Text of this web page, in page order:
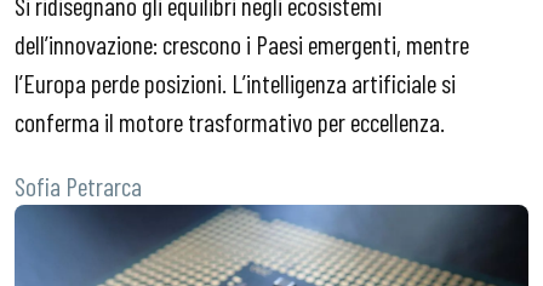
dell’innovazione: crescono i Paesi emergenti, mentre
l’Europa perde posizioni. L’intelligenza artificiale si
conferma il motore trasformativo per eccellenza.
Sofia Petrarca